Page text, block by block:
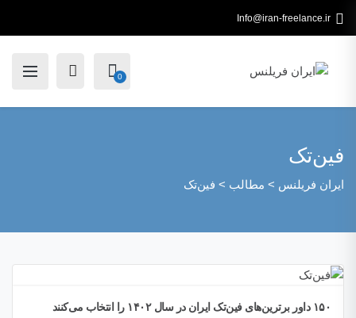
Info@iran-freelance.ir
0
فین‌تک
ایران فریلنس > مطالب > فین‌تک
۱۵۰ داور برترین‌های فین‌تک ایران در سال ۱۴۰۲ را انتخاب می‌کنند